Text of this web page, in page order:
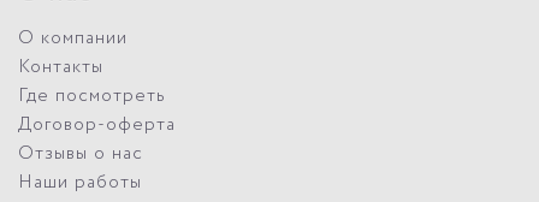
О компании
Контакты
Где посмотреть
Договор-оферта
Отзывы о нас
Наши работы